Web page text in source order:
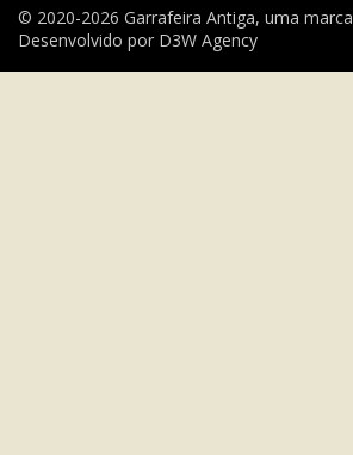
© 2020-2026 Garrafeira Antiga, uma marca
Desenvolvido por D3W Agency